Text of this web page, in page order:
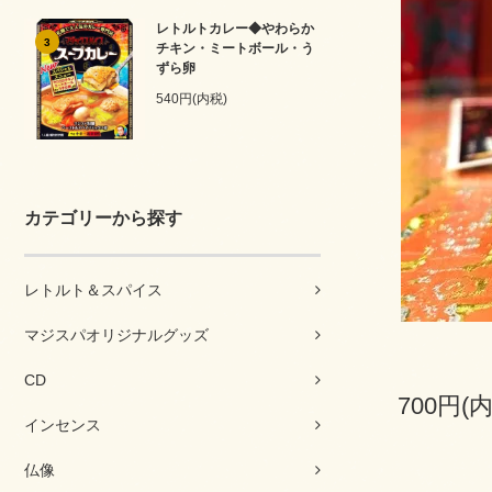
3
レトルトカレー◆やわらか
チキン・ミートボール・う
ずら卵
540円(内税)
カテゴリーから探す
レトルト＆スパイス
マジスパオリジナルグッズ
CD
インセンス
仏像
700円(